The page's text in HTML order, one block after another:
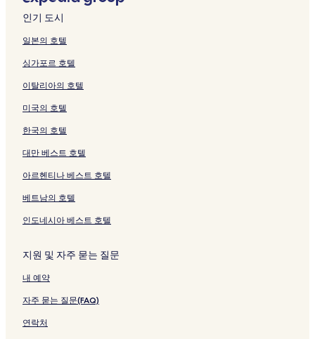
인기 도시
일본의 호텔
싱가포르 호텔
이탈리아의 호텔
미국의 호텔
한국의 호텔
대만 베스트 호텔
아르헨티나 베스트 호텔
베트남의 호텔
인도네시아 베스트 호텔
지원 및 자주 묻는 질문
내 예약
자주 묻는 질문(FAQ)
연락처